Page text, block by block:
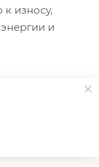
износу,
и